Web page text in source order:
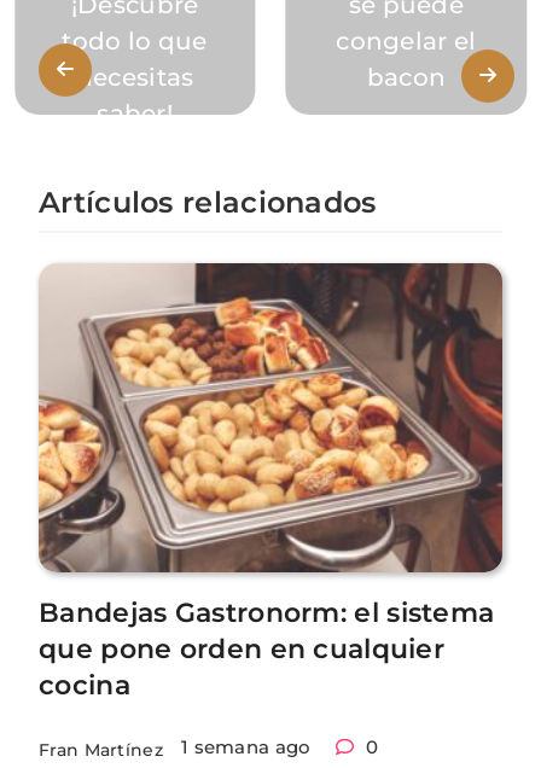
todo lo que
necesitas
saber!
congelar el
bacon
Artículos relacionados
Bandejas Gastronorm: el sistema
que pone orden en cualquier
cocina
Fran Martínez 1 semana ago 0